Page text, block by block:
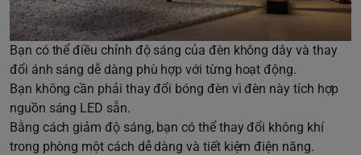
Bạn có thể điều chỉnh độ sáng của đèn không dây và thay
đổi ánh sáng dễ dàng phù hợp với từng hoạt động.
Bạn không cần phải thay đổi bóng đèn vì đèn này tích hợp
nguồn sáng LED sẵn.
Bằng cách giảm độ sáng, bạn có thể thay đổi không khí
trong phòng một cách dễ dàng và tiết kiệm điện năng.